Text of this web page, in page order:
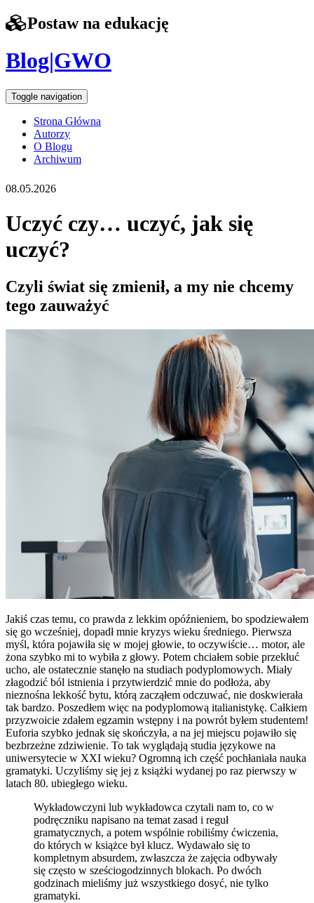
Postaw na edukację
Blog|GWO
Toggle navigation
Strona Główna
Autorzy
O Blogu
Archiwum
08.05.2026
Uczyć czy… uczyć, jak się
uczyć?
Czyli świat się zmienił, a my nie chcemy
tego zauważyć
Jakiś czas temu, co prawda z lekkim opóźnieniem, bo spodziewałem
się go wcześniej, dopadł mnie kryzys wieku średniego. Pierwsza
myśl, która pojawiła się w mojej głowie, to oczywiście… motor, ale
żona szybko mi to wybiła z głowy. Potem chciałem sobie przekłuć
ucho, ale ostatecznie stanęło na studiach podyplomowych. Miały
złagodzić ból istnienia i przytwierdzić mnie do podłoża, aby
nieznośna lekkość bytu, którą zacząłem odczuwać, nie doskwierała
tak bardzo. Poszedłem więc na podyplomową italianistykę. Całkiem
przyzwoicie zdałem egzamin wstępny i na powrót byłem studentem!
Euforia szybko jednak się skończyła, a na jej miejscu pojawiło się
bezbrzeżne zdziwienie. To tak wyglądają studia językowe na
uniwersytecie w XXI wieku? Ogromną ich część pochłaniała nauka
gramatyki. Uczyliśmy się jej z książki wydanej po raz pierwszy w
latach 80. ubiegłego wieku.
Wykładowczyni lub wykładowca czytali nam to, co w
podręczniku napisano na temat zasad i reguł
gramatycznych, a potem wspólnie robiliśmy ćwiczenia,
do których w książce był klucz. Wydawało się to
kompletnym absurdem, zwłaszcza że zajęcia odbywały
się często w sześciogodzinnych blokach. Po dwóch
godzinach mieliśmy już wszystkiego dosyć, nie tylko
gramatyki.